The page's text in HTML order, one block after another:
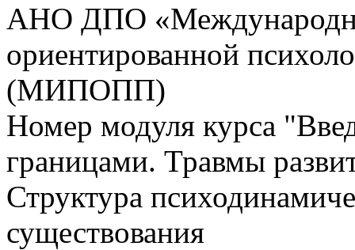
АНО ДПО
ориентированной
(МИПОПП)
Номер модуля курса
границами. Травмы
Структура
существования